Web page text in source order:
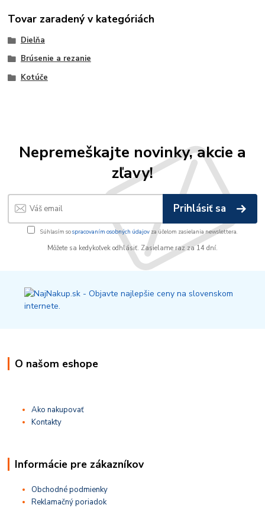
Tovar zaradený v kategóriách
Dielňa
Brúsenie a rezanie
Kotúče
Nepremeškajte novinky, akcie a
zľavy!
Prihlásiť sa
Súhlasím sospracovaním osobných údajov za účelom zasielania newslettera.
Môžete sa kedykoľvek odhlásiť. Zasielame raz za 14 dní.
O našom eshope
Ako nakupovať
Kontakty
Informácie pre zákazníkov
Obchodné podmienky
Reklamačný poriadok